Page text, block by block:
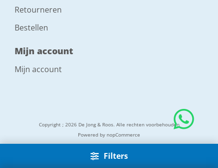
Filters
Retourneren
Bestellen
Mijn account
Mijn account
Copyright ; 2026 De Jong & Roos. Alle rechten voorbehouden
Powered by nopCommerce